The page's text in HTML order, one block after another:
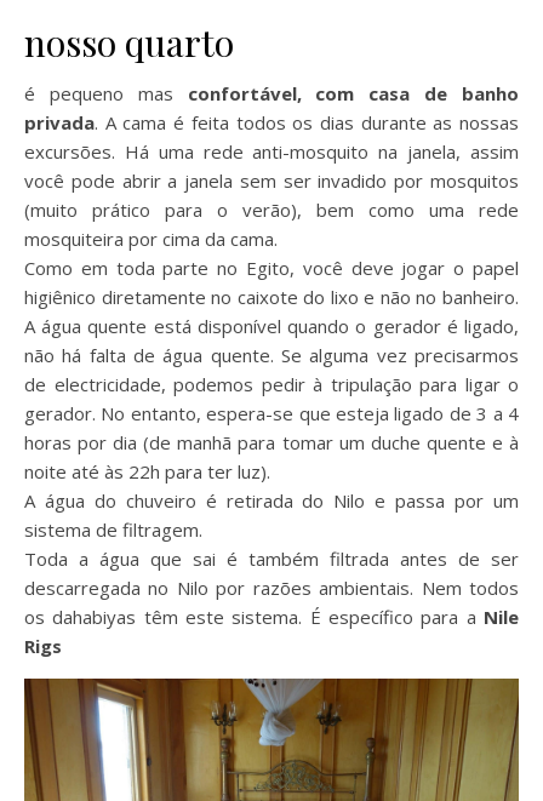
nosso quarto
é pequeno mas confortável, com casa de banho
privada. A cama é feita todos os dias durante as nossas
excursões. Há uma rede anti-mosquito na janela, assim
você pode abrir a janela sem ser invadido por mosquitos
(muito prático para o verão), bem como uma rede
mosquiteira por cima da cama.
Como em toda parte no Egito, você deve jogar o papel
higiênico diretamente no caixote do lixo e não no banheiro.
A água quente está disponível quando o gerador é ligado,
não há falta de água quente. Se alguma vez precisarmos
de electricidade, podemos pedir à tripulação para ligar o
gerador. No entanto, espera-se que esteja ligado de 3 a 4
horas por dia (de manhã para tomar um duche quente e à
noite até às 22h para ter luz).
A água do chuveiro é retirada do Nilo e passa por um
sistema de filtragem.
Toda a água que sai é também filtrada antes de ser
descarregada no Nilo por razões ambientais. Nem todos
os dahabiyas têm este sistema. É específico para a Nile
Rigs